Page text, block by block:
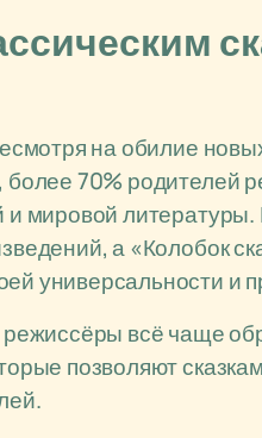
на обилие
70% родителей
мировой
а «Колобок
универсальности и
всё чаще
позволяют